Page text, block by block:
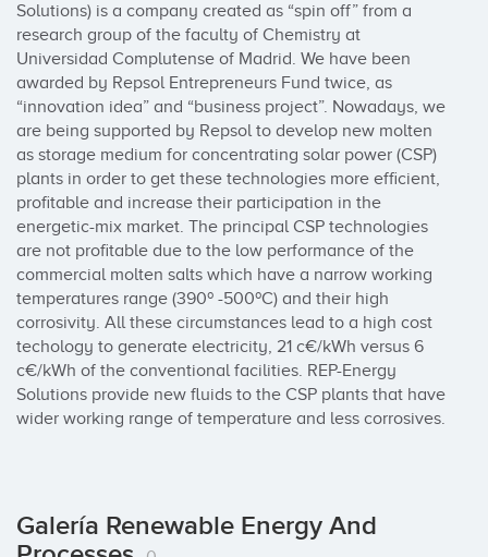
Solutions) is a company created as “spin off” from a
research group of the faculty of Chemistry at
Universidad Complutense of Madrid. We have been
awarded by Repsol Entrepreneurs Fund twice, as
“innovation idea” and “business project”. Nowadays, we
are being supported by Repsol to develop new molten
as storage medium for concentrating solar power (CSP)
plants in order to get these technologies more efficient,
profitable and increase their participation in the
energetic-mix market. The principal CSP technologies
are not profitable due to the low performance of the
commercial molten salts which have a narrow working
temperatures range (390º -500ºC) and their high
corrosivity. All these circumstances lead to a high cost
techology to generate electricity, 21 c€/kWh versus 6
c€/kWh of the conventional facilities. REP-Energy
Solutions provide new fluids to the CSP plants that have
wider working range of temperature and less corrosives.
Galería Renewable Energy And